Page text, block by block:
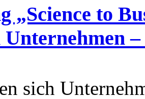
„Science to
sich